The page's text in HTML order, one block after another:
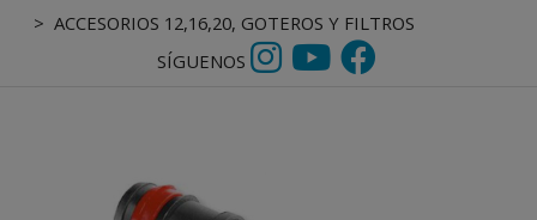
ACCESORIOS 12,16,20, GOTEROS Y FILTROS
SÍGUENOS